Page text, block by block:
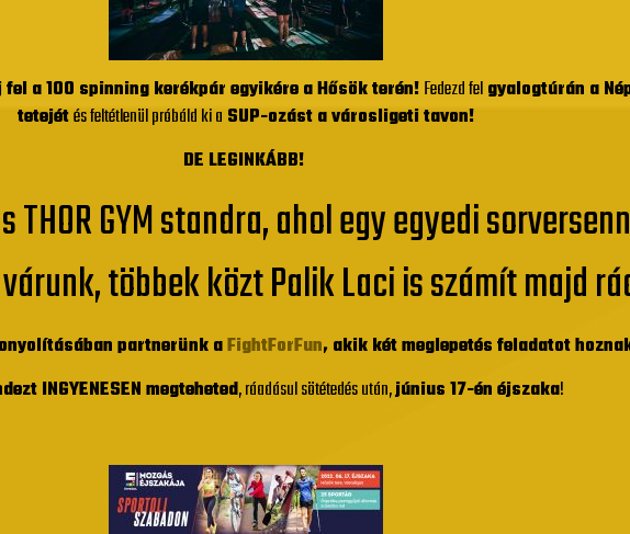
a 100 spinning kerékpár egyikére a Hősök terén!Fedezd felgyalogtúrán a
tetejétés feltétlenül próbáld kia SUP-ozást a városligeti tavon!
DE LEGINKÁBB!
GYM standra, ahol egy egyedi
többek közt Palik Laci is számít majd
partnerünk aFightForFun, akik két meglepetés feladatot
INGYENESEN megteheted, ráadásul sötétedés után,június 17-én éjszaka!